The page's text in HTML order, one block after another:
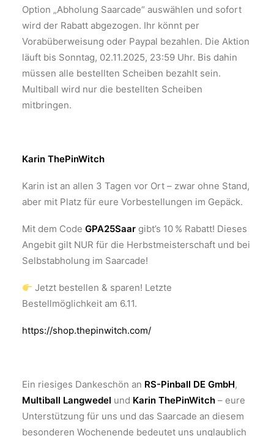
Option „Abholung Saarcade“ auswählen und sofort
wird der Rabatt abgezogen. Ihr könnt per
Vorabüberweisung oder Paypal bezahlen. Die Aktion
läuft bis Sonntag, 02.11.2025, 23:59 Uhr. Bis dahin
müssen alle bestellten Scheiben bezahlt sein.
Multiball wird nur die bestellten Scheiben
mitbringen.
Karin ThePinWitch
Karin ist an allen 3 Tagen vor Ort – zwar ohne Stand,
aber mit Platz für eure Vorbestellungen im Gepäck.
Mit dem Code GPA25Saar gibt’s 10 % Rabatt! Dieses
Angebit gilt NUR für die Herbstmeisterschaft und bei
Selbstabholung im Saarcade!
Jetzt bestellen & sparen! Letzte
Bestellmöglichkeit am 6.11.
https://shop.thepinwitch.com/
Ein riesiges Dankeschön an RS-Pinball DE GmbH,
Multiball Langwedel und Karin ThePinWitch – eure
Unterstützung für uns und das Saarcade an diesem
besonderen Wochenende bedeutet uns unglaublich